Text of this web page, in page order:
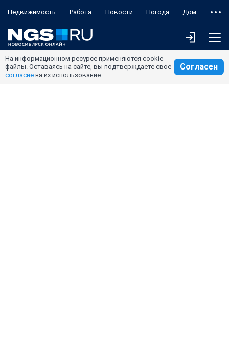
Недвижимость Работа Новости Погода Дом
На информационном ресурсе применяются cookie-
файлы. Оставаясь на сайте, вы подтверждаете свое
согласие на их использование.
Согласен